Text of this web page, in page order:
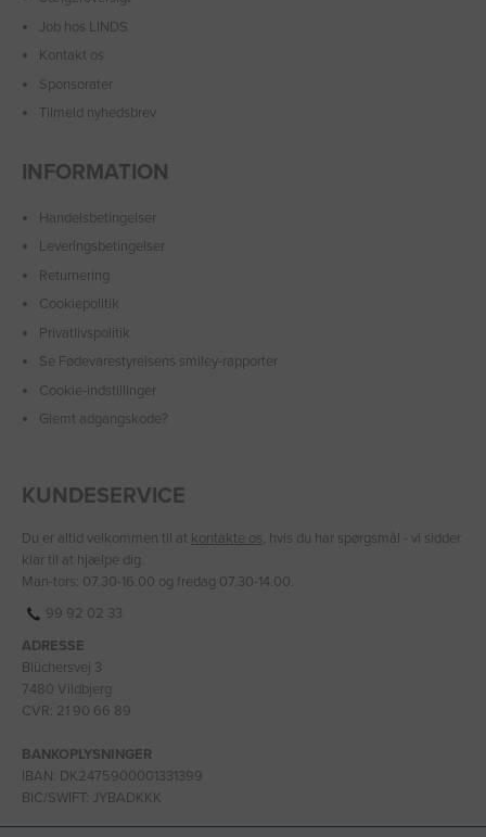
Job hos LINDS
Kontakt os
Sponsorater
Tilmeld nyhedsbrev
INFORMATION
Handelsbetingelser
Leveringsbetingelser
Returnering
Cookiepolitik
Privatlivspolitik
Se Fødevarestyrelsens smiley-rapporter
Cookie-indstillinger
Glemt adgangskode?
KUNDESERVICE
Du er altid velkommen til at kontakte os, hvis du har spørgsmål - vi sidder
klar til at hjælpe dig.
Man-tors: 07.30-16.00 og fredag 07.30-14.00.
99 92 02 33
ADRESSE
Blüchersvej 3
7480 Vildbjerg
CVR: 21 90 66 89
BANKOPLYSNINGER
IBAN: DK2475900001331399
BIC/SWIFT: JYBADKKK